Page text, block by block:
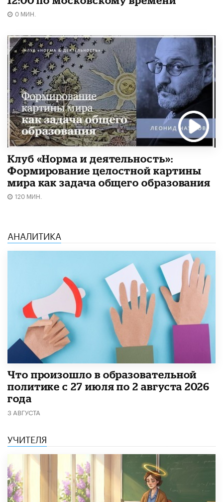
0 МИН.
Клуб «Норма и деятельность»:
Формирование целостной картины
мира как задача общего образования
120 МИН.
АНАЛИТИКА
​Что произошло в образовательной
политике с 27 июля по 2 августа 2026
года
3 АВГУСТА
УЧИТЕЛЯ